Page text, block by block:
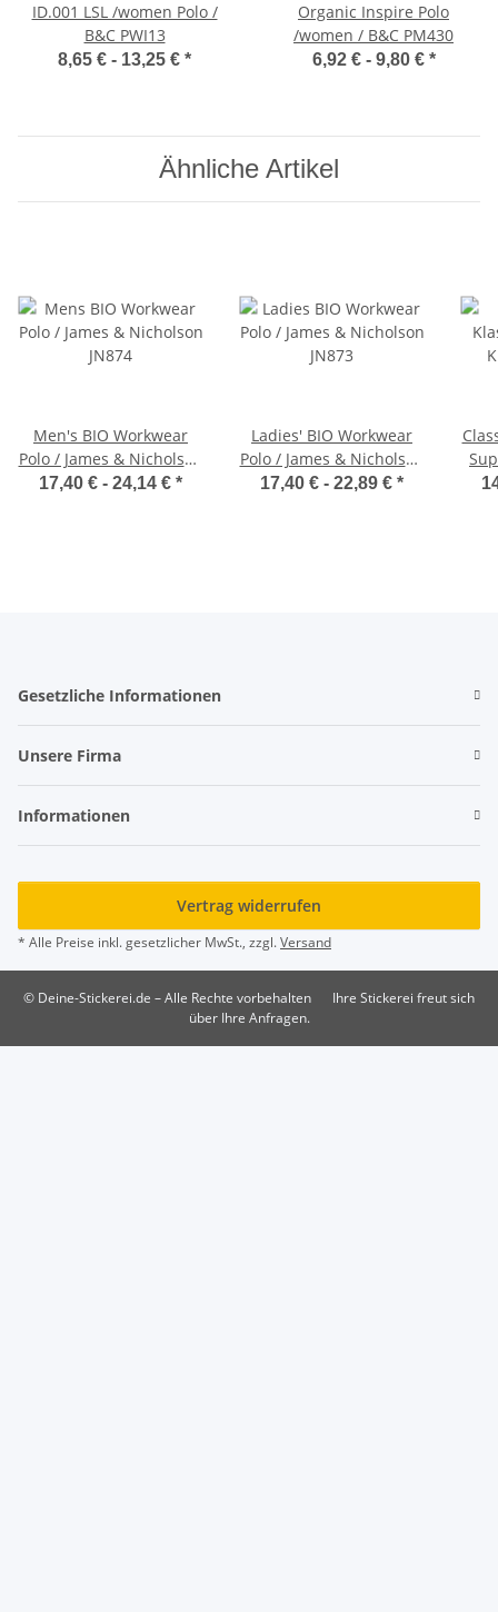
ID.001 LSL /women Polo /
B&C PWI13
8,65 € - 13,25 € *
Organic Inspire Polo
/women / B&C PM430
6,92 € - 9,80 € *
Ähnliche Artikel
Men's BIO Workwear
Polo / James & Nicholson
JN874
17,40 € - 24,14 € *
Ladies' BIO Workwear
Polo / James & Nicholson
JN873
17,40 € - 22,89 € *
Gesetzliche Informationen
Unsere Firma
Informationen
Vertrag widerrufen
* Alle Preise inkl. gesetzlicher MwSt., zzgl.Versand
© Deine-Stickerei.de – Alle Rechte vorbehalten
Ihre Stickerei freut sich
über Ihre Anfragen.